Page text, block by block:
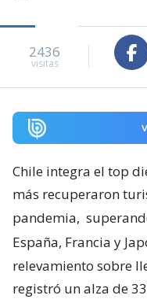
2436
visitas
Chile integra el top
más recuperaron
pandemia,
España, Francia y
relevamiento sobre
registró un alza de